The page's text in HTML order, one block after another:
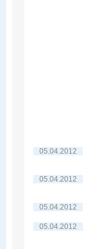
05.04.2012
05.04.2012
05.04.2012
05.04.2012